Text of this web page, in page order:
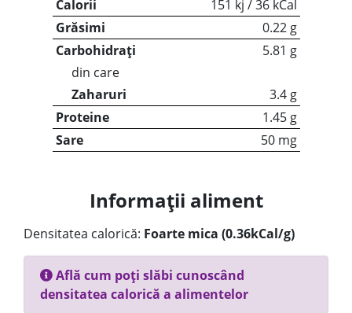
Calorii
151 kj / 36 kCal
Grăsimi
0.22 g
Carbohidrați
5.81 g
din care
Zaharuri
3.4 g
Proteine
1.45 g
Sare
50 mg
Informații aliment
Densitatea calorică: Foarte mica (0.36kCal/g)
Află cum poți slăbi cunoscând
densitatea calorică a alimentelor